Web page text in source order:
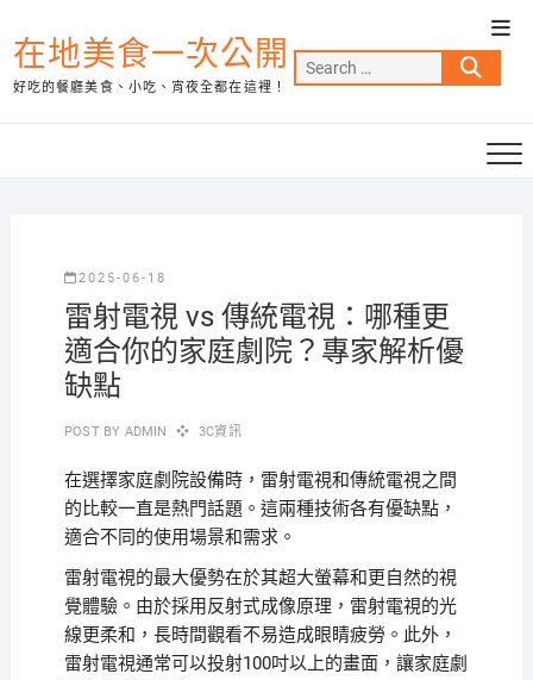
to
content
在地美食一次公開
好吃的餐廳美食、小吃、宵夜全都在這裡！
Search
…
2025-06-18
雷射電視 vs 傳統電視：哪種更
適合你的家庭劇院？專家解析優
缺點
POST BY ADMIN 3C資訊
在選擇家庭劇院設備時，雷射電視和傳統電視之間
的比較一直是熱門話題。這兩種技術各有優缺點，
適合不同的使用場景和需求。
雷射電視的最大優勢在於其超大螢幕和更自然的視
覺體驗。由於採用反射式成像原理，雷射電視的光
線更柔和，長時間觀看不易造成眼睛疲勞。此外，
雷射電視通常可以投射100吋以上的畫面，讓家庭劇